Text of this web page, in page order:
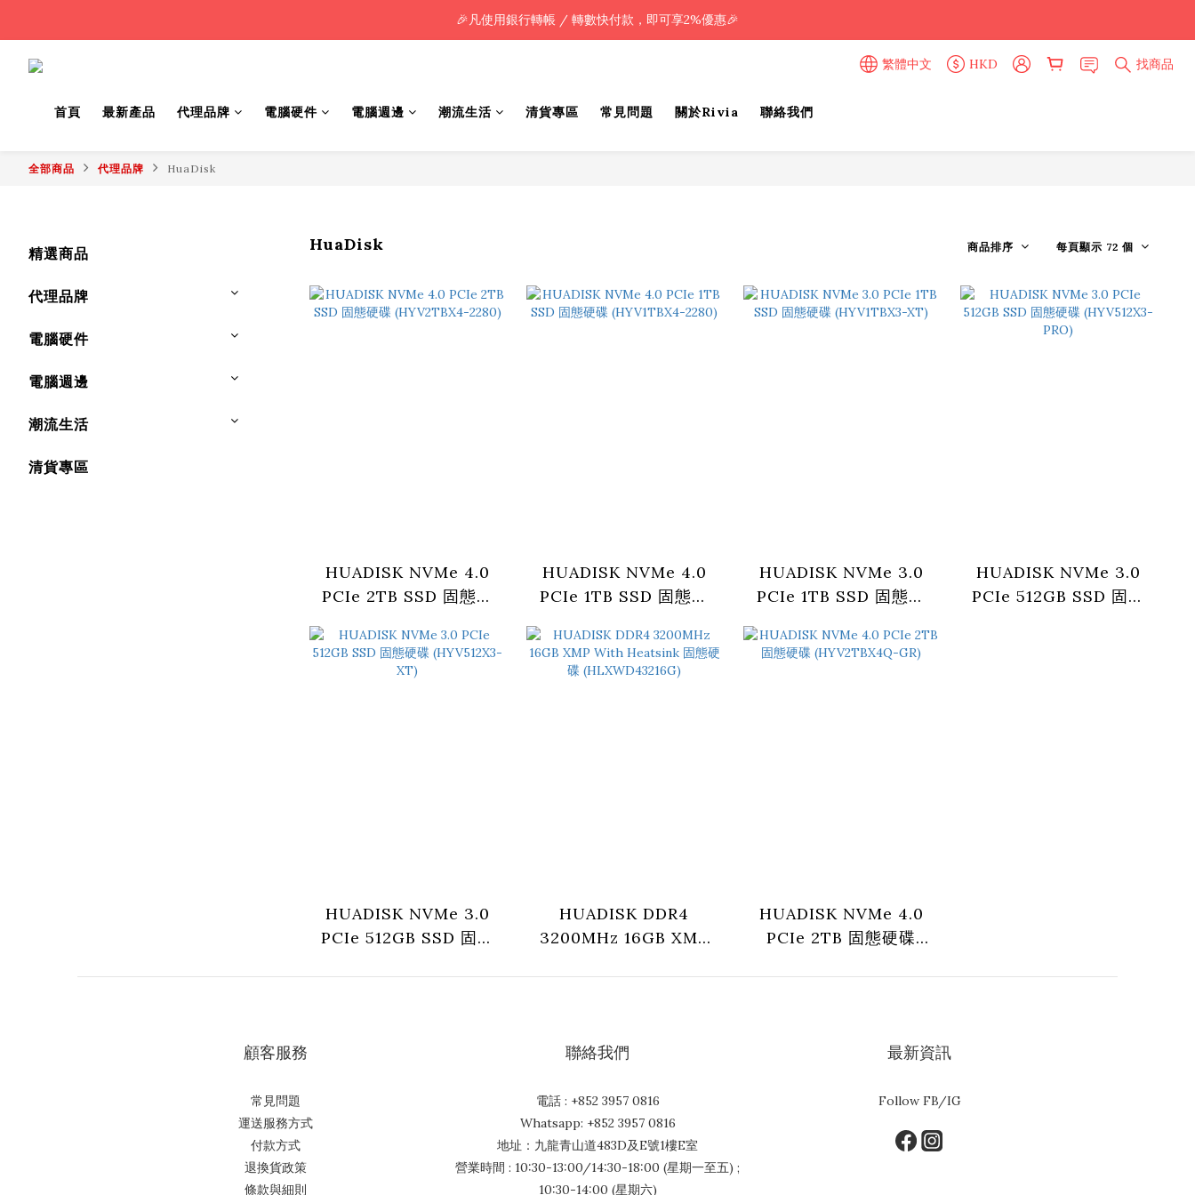
🎉凡使用銀行轉帳 / 轉數快付款，即可享2%優惠🎉
🎉凡使用銀行轉帳 / 轉數快付款，即可享2%優惠🎉
繁體中文 HKD 找商品
首頁 最新產品 代理品牌 電腦硬件 電腦週邊 潮流生活 清貨專區 常見問題 關於Rivia 聯絡我們
全部商品 代理品牌 HuaDisk
精選商品
代理品牌
電腦硬件
電腦週邊
潮流生活
清貨專區
HuaDisk 商品排序 每頁顯示 72 個
HUADISK NVMe 4.0
PCIe 2TB SSD 固態硬
HUADISK NVMe 4.0
PCIe 1TB SSD 固態硬
HUADISK NVMe 3.0
PCIe 1TB SSD 固態硬
HUADISK NVMe 3.0
PCIe 512GB SSD 固態
HUADISK NVMe 3.0
PCIe 512GB SSD 固態
HUADISK DDR4
3200MHz 16GB XMP
HUADISK NVMe 4.0
PCIe 2TB 固態硬碟
顧客服務
常見問題
運送服務方式
付款方式
退換貨政策
條款與細則
聯絡我們
電話 : +852 3957 0816
Whatsapp: +852 3957 0816
地址：九龍青山道483D及E號1樓E室
營業時間 : 10:30-13:00/14:30-18:00 (星期一至五) ;
10:30-14:00 (星期六)
最新資訊
Follow FB/IG